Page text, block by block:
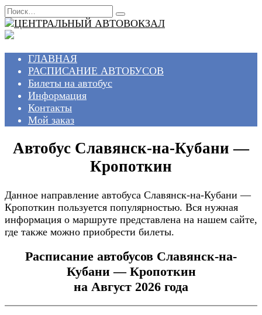
Перейти
к
содержанию
Search
for:
ГЛАВНАЯ
РАСПИСАНИЕ АВТОБУСОВ
Билеты на автобус
Информация
Контакты
Мой заказ
Автобус Славянск-на-Кубани —
Кропоткин
Данное направление автобуса Славянск-на-Кубани —
Кропоткин пользуется популярностью. Вся нужная
информация о маршруте представлена на нашем сайте,
где также можно приобрести билеты.
Расписание автобусов Славянск-на-
Кубани — Кропоткин
на Август 2026 года